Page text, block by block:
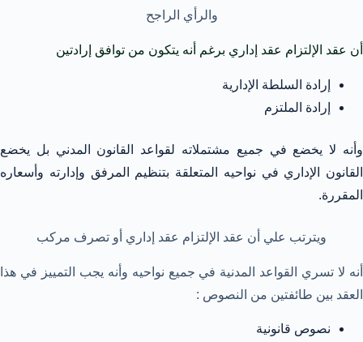
والرأي الراجح
أن عقد الإلتزام عقد إداري برغم أنه يتكون من توافق إرادتين
إرادة السلطة الإدارية
إرادة الملتزم
وأنه لا يخضع في جميع مشتملاته لقواعد القانون المدني بل يخضع
القانون الإداري في نواحيه المتعلقة بتنظيم المرفق وإدارته وأسعاره
المقررة.
ويترتب علي أن عقد الإلتزام عقد إداري أو تصرف مركب
أنه لا تسري القواعد المدنية في جميع نواحيه وأنه يجب التمييز في هذا
العقد بين طائفتين من النصوص :
نصوص قانونية